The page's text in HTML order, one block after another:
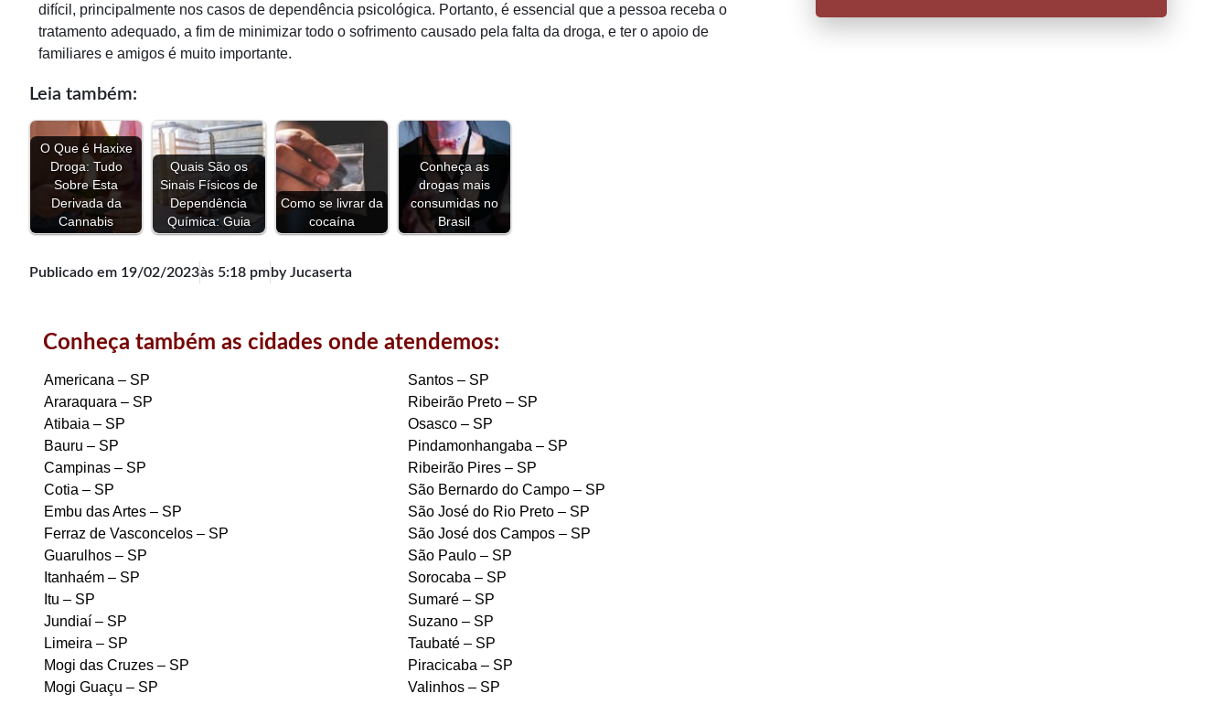
difícil, principalmente nos casos de dependência psicológica. Portanto, é essencial que a pessoa receba o
tratamento adequado, a fim de minimizar todo o sofrimento causado pela falta da droga, e ter o apoio de
familiares e amigos é muito importante.
Leia também:
O Que é Haxixe
Droga: Tudo
Sobre Esta
Derivada da
Cannabis
Quais São os
Sinais Físicos de
Dependência
Química: Guia
Como se livrar da
cocaína
Conheça as
drogas mais
consumidas no
Brasil
Publicado em 19/02/2023às 5:18 pmby Jucaserta
Conheça também as cidades onde atendemos:
Americana – SP
Araraquara – SP
Atibaia – SP
Bauru – SP
Campinas – SP
Cotia – SP
Embu das Artes – SP
Ferraz de Vasconcelos – SP
Guarulhos – SP
Itanhaém – SP
Itu – SP
Jundiaí – SP
Limeira – SP
Mogi das Cruzes – SP
Mogi Guaçu – SP
Santos – SP
Ribeirão Preto – SP
Osasco – SP
Pindamonhangaba – SP
Ribeirão Pires – SP
São Bernardo do Campo – SP
São José do Rio Preto – SP
São José dos Campos – SP
São Paulo – SP
Sorocaba – SP
Sumaré – SP
Suzano – SP
Taubaté – SP
Piracicaba – SP
Valinhos – SP